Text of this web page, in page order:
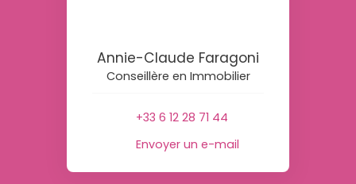
Annie-Claude Faragoni
Conseillère en Immobilier
+33 6 12 28 71 44
Envoyer un e-mail